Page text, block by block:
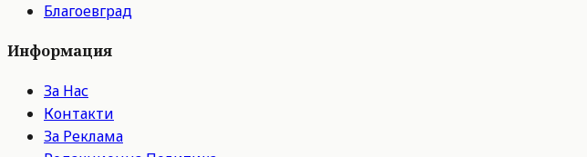
Благоевград
Информация
За Нас
Контакти
За Реклама